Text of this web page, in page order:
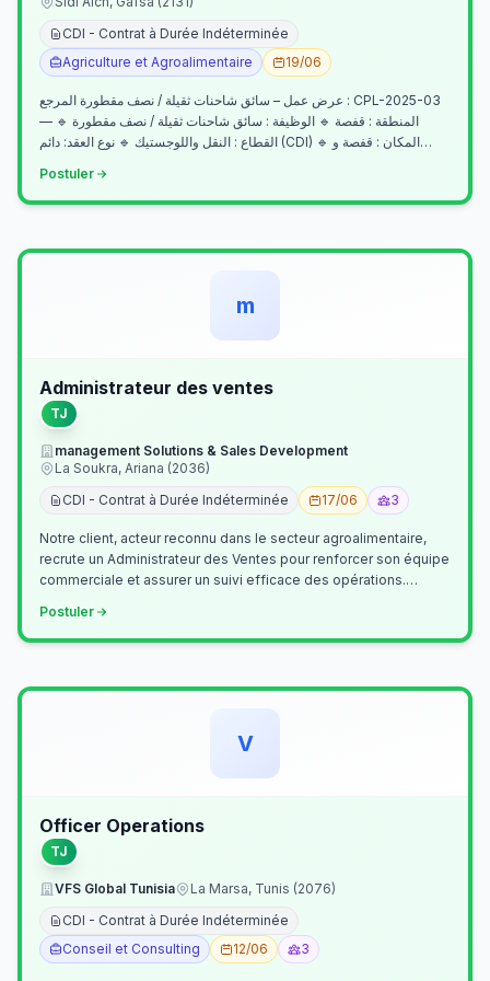
CDI - Contrat à Durée Indéterminée
Agriculture et Agroalimentaire
19/06
عرض عمل – سائق شاحنات ثقيلة / نصف مقطورة المرجع : CPL-2025-03
— المنطقة : قفصة 🔹 الوظيفة : سائق شاحنات ثقيلة / نصف مقطورة 🔹
القطاع : النقل واللوجستيك 🔹 نوع العقد: دائم (CDI) 🔹 المكان : قفصة و…
Postuler
m
Administrateur des ventes
TJ
management Solutions & Sales Development
La Soukra, Ariana (2036)
CDI - Contrat à Durée Indéterminée
17/06 3
Notre client, acteur reconnu dans le secteur agroalimentaire,
recrute un Administrateur des Ventes pour renforcer son équipe
commerciale et assurer un suivi efficace des opérations.
Postuler
V
Officer Operations
TJ
VFS Global Tunisia
La Marsa, Tunis (2076)
CDI - Contrat à Durée Indéterminée
Conseil et Consulting
12/06 3